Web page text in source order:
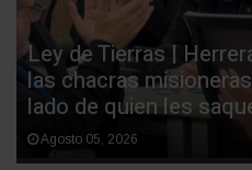
Ley de Tierras |
las chacras
lado de quien les
Agosto 05, 2026